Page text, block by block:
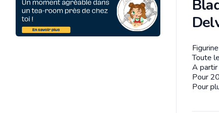
Toute
A
Pour
Pour